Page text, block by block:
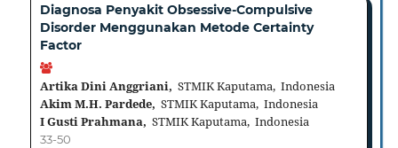
Diagnosa Penyakit Obsessive-Compulsive
Disorder Menggunakan Metode Certainty
Factor
Artika Dini Anggriani, STMIK Kaputama, Indonesia
Akim M.H. Pardede, STMIK Kaputama, Indonesia
I Gusti Prahmana, STMIK Kaputama, Indonesia
33-50